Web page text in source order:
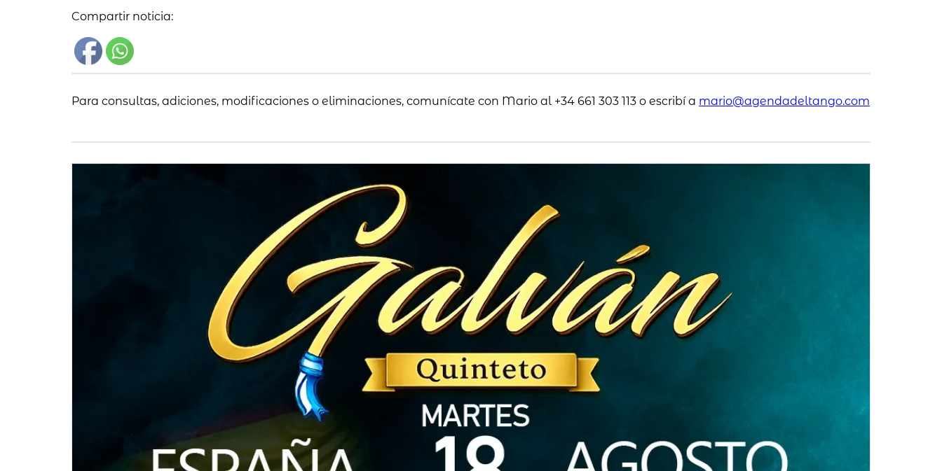
Compartir noticia:
Para consultas, adiciones, modificaciones o eliminaciones, comunícate con Mario al +34 661 303 113 o escribí a mario@agendadeltango.com